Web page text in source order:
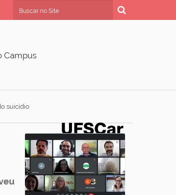
Busca Avançada…
Campus
suicídio